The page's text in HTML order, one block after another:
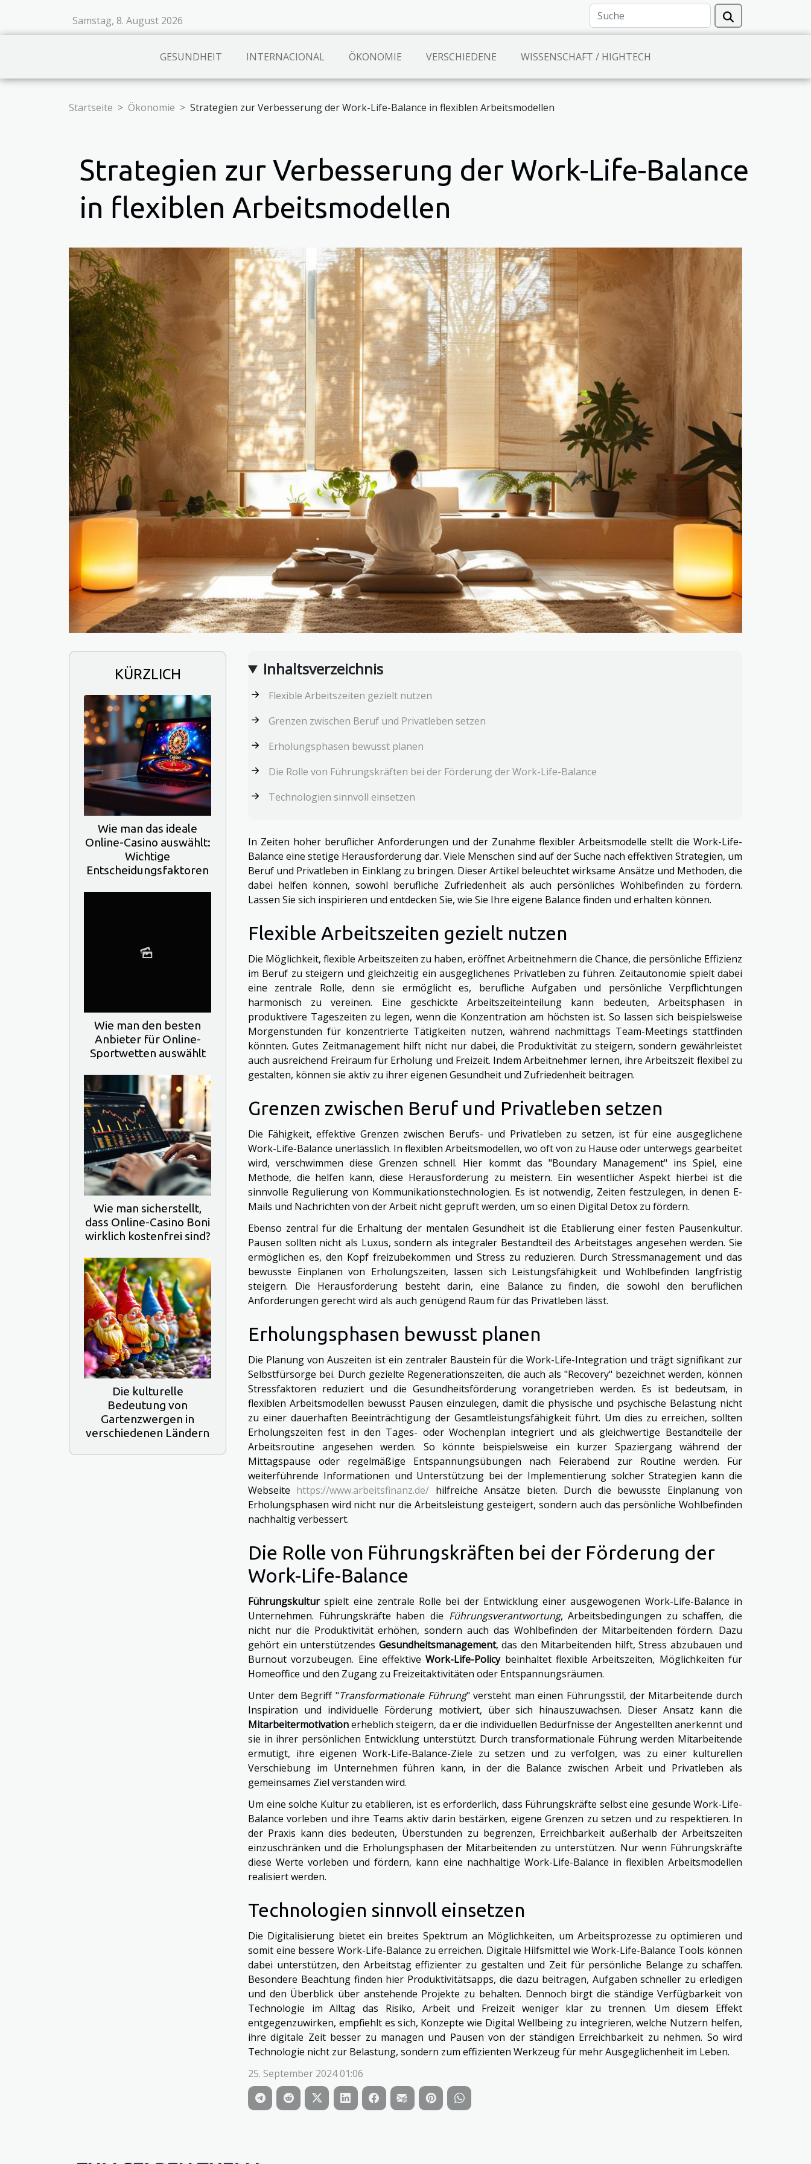
Samstag, 8. August 2026
GESUNDHEIT INTERNACIONAL ÖKONOMIE VERSCHIEDENE WISSENSCHAFT / HIGHTECH
Startseite Ökonomie Strategien zur Verbesserung der Work-Life-Balance in flexiblen Arbeitsmodellen
Strategien zur Verbesserung der Work-Life-Balance
in flexiblen Arbeitsmodellen
KÜRZLICH
Wie man das ideale
Online-Casino auswählt:
Wichtige
Entscheidungsfaktoren
Wie man den besten
Anbieter für Online-
Sportwetten auswählt
Wie man sicherstellt,
dass Online-Casino Boni
wirklich kostenfrei sind?
Die kulturelle
Bedeutung von
Gartenzwergen in
verschiedenen Ländern
Inhaltsverzeichnis
Flexible Arbeitszeiten gezielt nutzen
Grenzen zwischen Beruf und Privatleben setzen
Erholungsphasen bewusst planen
Die Rolle von Führungskräften bei der Förderung der Work-Life-Balance
Technologien sinnvoll einsetzen
In Zeiten hoher beruflicher Anforderungen und der Zunahme flexibler Arbeitsmodelle stellt die Work-Life-
Balance eine stetige Herausforderung dar. Viele Menschen sind auf der Suche nach effektiven Strategien, um
Beruf und Privatleben in Einklang zu bringen. Dieser Artikel beleuchtet wirksame Ansätze und Methoden, die
dabei helfen können, sowohl berufliche Zufriedenheit als auch persönliches Wohlbefinden zu fördern.
Lassen Sie sich inspirieren und entdecken Sie, wie Sie Ihre eigene Balance finden und erhalten können.
Flexible Arbeitszeiten gezielt nutzen
Die Möglichkeit, flexible Arbeitszeiten zu haben, eröffnet Arbeitnehmern die Chance, die persönliche Effizienz
im Beruf zu steigern und gleichzeitig ein ausgeglichenes Privatleben zu führen. Zeitautonomie spielt dabei
eine zentrale Rolle, denn sie ermöglicht es, berufliche Aufgaben und persönliche Verpflichtungen
harmonisch zu vereinen. Eine geschickte Arbeitszeiteinteilung kann bedeuten, Arbeitsphasen in
produktivere Tageszeiten zu legen, wenn die Konzentration am höchsten ist. So lassen sich beispielsweise
Morgenstunden für konzentrierte Tätigkeiten nutzen, während nachmittags Team-Meetings stattfinden
könnten. Gutes Zeitmanagement hilft nicht nur dabei, die Produktivität zu steigern, sondern gewährleistet
auch ausreichend Freiraum für Erholung und Freizeit. Indem Arbeitnehmer lernen, ihre Arbeitszeit flexibel zu
gestalten, können sie aktiv zu ihrer eigenen Gesundheit und Zufriedenheit beitragen.
Grenzen zwischen Beruf und Privatleben setzen
Die Fähigkeit, effektive Grenzen zwischen Berufs- und Privatleben zu setzen, ist für eine ausgeglichene
Work-Life-Balance unerlässlich. In flexiblen Arbeitsmodellen, wo oft von zu Hause oder unterwegs gearbeitet
wird, verschwimmen diese Grenzen schnell. Hier kommt das "Boundary Management" ins Spiel, eine
Methode, die helfen kann, diese Herausforderung zu meistern. Ein wesentlicher Aspekt hierbei ist die
sinnvolle Regulierung von Kommunikationstechnologien. Es ist notwendig, Zeiten festzulegen, in denen E-
Mails und Nachrichten von der Arbeit nicht geprüft werden, um so einen Digital Detox zu fördern.
Ebenso zentral für die Erhaltung der mentalen Gesundheit ist die Etablierung einer festen Pausenkultur.
Pausen sollten nicht als Luxus, sondern als integraler Bestandteil des Arbeitstages angesehen werden. Sie
ermöglichen es, den Kopf freizubekommen und Stress zu reduzieren. Durch Stressmanagement und das
bewusste Einplanen von Erholungszeiten, lassen sich Leistungsfähigkeit und Wohlbefinden langfristig
steigern. Die Herausforderung besteht darin, eine Balance zu finden, die sowohl den beruflichen
Anforderungen gerecht wird als auch genügend Raum für das Privatleben lässt.
Erholungsphasen bewusst planen
Die Planung von Auszeiten ist ein zentraler Baustein für die Work-Life-Integration und trägt signifikant zur
Selbstfürsorge bei. Durch gezielte Regenerationszeiten, die auch als "Recovery" bezeichnet werden, können
Stressfaktoren reduziert und die Gesundheitsförderung vorangetrieben werden. Es ist bedeutsam, in
flexiblen Arbeitsmodellen bewusst Pausen einzulegen, damit die physische und psychische Belastung nicht
zu einer dauerhaften Beeinträchtigung der Gesamtleistungsfähigkeit führt. Um dies zu erreichen, sollten
Erholungszeiten fest in den Tages- oder Wochenplan integriert und als gleichwertige Bestandteile der
Arbeitsroutine angesehen werden. So könnte beispielsweise ein kurzer Spaziergang während der
Mittagspause oder regelmäßige Entspannungsübungen nach Feierabend zur Routine werden. Für
weiterführende Informationen und Unterstützung bei der Implementierung solcher Strategien kann die
Webseite https://www.arbeitsfinanz.de/ hilfreiche Ansätze bieten. Durch die bewusste Einplanung von
Erholungsphasen wird nicht nur die Arbeitsleistung gesteigert, sondern auch das persönliche Wohlbefinden
nachhaltig verbessert.
Die Rolle von Führungskräften bei der Förderung der
Work-Life-Balance
Führungskulturspielt eine zentrale Rolle bei der Entwicklung einer ausgewogenen Work-Life-Balance in
Unternehmen. Führungskräfte haben die Führungsverantwortung, Arbeitsbedingungen zu schaffen, die
nicht nur die Produktivität erhöhen, sondern auch das Wohlbefinden der Mitarbeitenden fördern. Dazu
gehört ein unterstützendes Gesundheitsmanagement, das den Mitarbeitenden hilft, Stress abzubauen und
Burnout vorzubeugen. Eine effektiveWork-Life-Policybeinhaltet flexible Arbeitszeiten, Möglichkeiten für
Homeoffice und den Zugang zu Freizeitaktivitäten oder Entspannungsräumen.
Unter dem Begriff "Transformationale Führung" versteht man einen Führungsstil, der Mitarbeitende durch
Inspiration und individuelle Förderung motiviert, über sich hinauszuwachsen. Dieser Ansatz kann die
Mitarbeitermotivationerheblich steigern, da er die individuellen Bedürfnisse der Angestellten anerkennt und
sie in ihrer persönlichen Entwicklung unterstützt. Durch transformationale Führung werden Mitarbeitende
ermutigt, ihre eigenen Work-Life-Balance-Ziele zu setzen und zu verfolgen, was zu einer kulturellen
Verschiebung im Unternehmen führen kann, in der die Balance zwischen Arbeit und Privatleben als
gemeinsames Ziel verstanden wird.
Um eine solche Kultur zu etablieren, ist es erforderlich, dass Führungskräfte selbst eine gesunde Work-Life-
Balance vorleben und ihre Teams aktiv darin bestärken, eigene Grenzen zu setzen und zu respektieren. In
der Praxis kann dies bedeuten, Überstunden zu begrenzen, Erreichbarkeit außerhalb der Arbeitszeiten
einzuschränken und die Erholungsphasen der Mitarbeitenden zu unterstützen. Nur wenn Führungskräfte
diese Werte vorleben und fördern, kann eine nachhaltige Work-Life-Balance in flexiblen Arbeitsmodellen
realisiert werden.
Technologien sinnvoll einsetzen
Die Digitalisierung bietet ein breites Spektrum an Möglichkeiten, um Arbeitsprozesse zu optimieren und
somit eine bessere Work-Life-Balance zu erreichen. Digitale Hilfsmittel wie Work-Life-Balance Tools können
dabei unterstützen, den Arbeitstag effizienter zu gestalten und Zeit für persönliche Belange zu schaffen.
Besondere Beachtung finden hier Produktivitätsapps, die dazu beitragen, Aufgaben schneller zu erledigen
und den Überblick über anstehende Projekte zu behalten. Dennoch birgt die ständige Verfügbarkeit von
Technologie im Alltag das Risiko, Arbeit und Freizeit weniger klar zu trennen. Um diesem Effekt
entgegenzuwirken, empfiehlt es sich, Konzepte wie Digital Wellbeing zu integrieren, welche Nutzern helfen,
ihre digitale Zeit besser zu managen und Pausen von der ständigen Erreichbarkeit zu nehmen. So wird
Technologie nicht zur Belastung, sondern zum effizienten Werkzeug für mehr Ausgeglichenheit im Leben.
25. September 2024 01:06